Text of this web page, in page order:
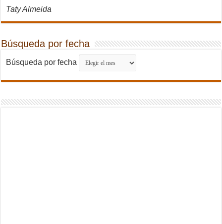
Taty Almeida
Búsqueda por fecha
Búsqueda por fecha